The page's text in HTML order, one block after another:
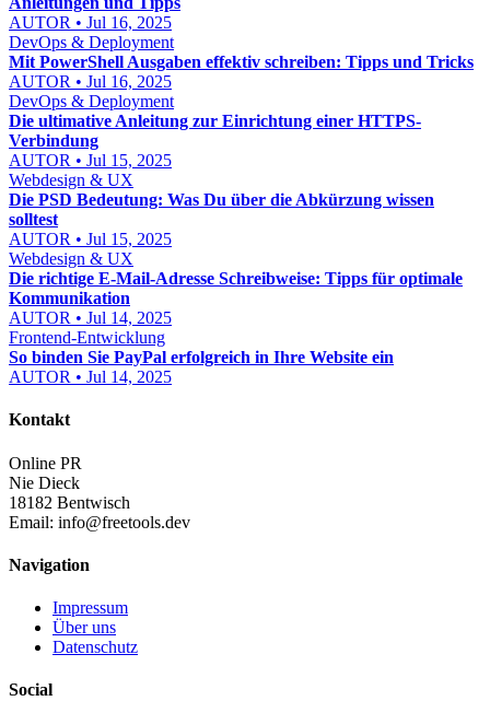
AUTOR • Jul 16, 2025
DevOps & Deployment
Mit PowerShell Ausgaben effektiv schreiben: Tipps und Tricks
AUTOR • Jul 16, 2025
DevOps & Deployment
Die ultimative Anleitung zur Einrichtung einer HTTPS-
Verbindung
AUTOR • Jul 15, 2025
Webdesign & UX
Die PSD Bedeutung: Was Du über die Abkürzung wissen
solltest
AUTOR • Jul 15, 2025
Webdesign & UX
Die richtige E-Mail-Adresse Schreibweise: Tipps für optimale
Kommunikation
AUTOR • Jul 14, 2025
Frontend-Entwicklung
So binden Sie PayPal erfolgreich in Ihre Website ein
AUTOR • Jul 14, 2025
Kontakt
Online PR
Nie Dieck
18182 Bentwisch
Email: info@freetools.dev
Navigation
Impressum
Über uns
Datenschutz
Social